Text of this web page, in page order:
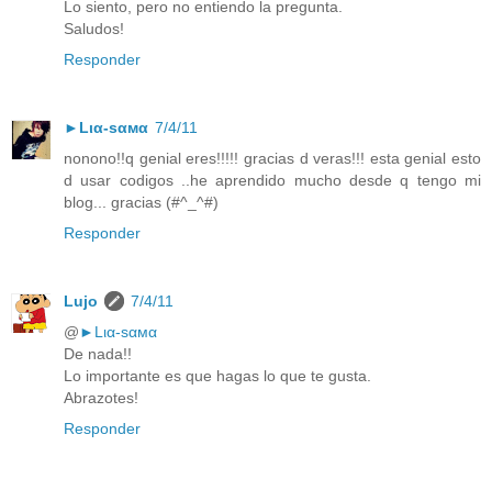
Lo siento, pero no entiendo la pregunta.
Saludos!
Responder
►Lια-ѕαмα 7/4/11
nonono!!q genial eres!!!!! gracias d veras!!! esta genial esto
d usar codigos ..he aprendido mucho desde q tengo mi
blog... gracias (#^_^#)
Responder
Lujo
7/4/11
@►Lια-ѕαмα
De nada!!
Lo importante es que hagas lo que te gusta.
Abrazotes!
Responder